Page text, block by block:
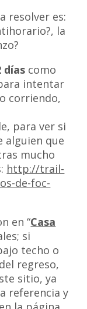
resolver es:
la
días como
intentar
corriendo,
para ver si
alguien que
mucho
http://trail-
de-foc-
en “Casa
si
techo o
regreso,
sitio, ya
referencia y